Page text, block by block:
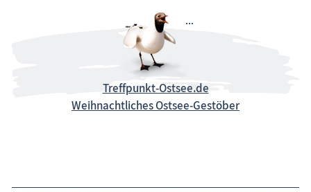
Treffpunkt-Ostsee.de
Weihnachtliches Ostsee-Gestöber